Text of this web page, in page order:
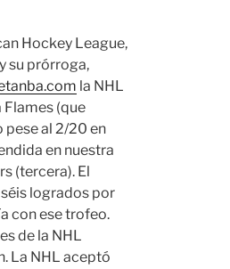
Hockey League,
su prórroga,
la NHL
Flames (que
pese al 2/20 en
en nuestra
(tercera). El
logrados por
con ese trofeo.
de la NHL
La NHL aceptó